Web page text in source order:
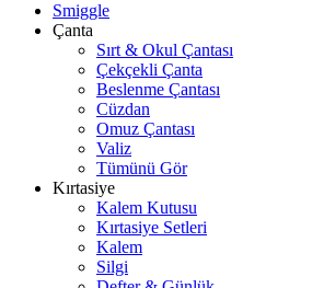
Smiggle
Çanta
Sırt & Okul Çantası
Çekçekli Çanta
Beslenme Çantası
Cüzdan
Omuz Çantası
Valiz
Tümünü Gör
Kırtasiye
Kalem Kutusu
Kırtasiye Setleri
Kalem
Silgi